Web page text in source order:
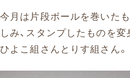
今月は片段ボールを巻いた
しみ、スタンプしたものを
ひよこ組さんとりす組さん。